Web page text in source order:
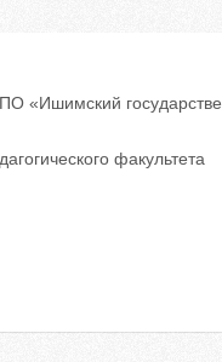
«Ишимский
факультета